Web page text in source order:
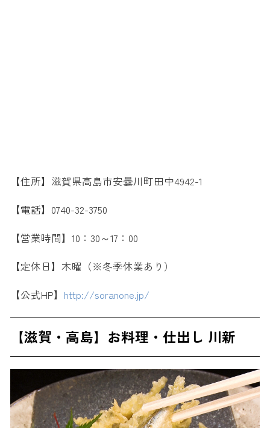
【住所】滋賀県高島市安曇川町田中4942-1
【電話】0740-32-3750
【営業時間】10：30～17：00
【定休日】木曜（※冬季休業あり）
【公式HP】 http://soranone.jp/
【滋賀・高島】お料理・仕出し 川新